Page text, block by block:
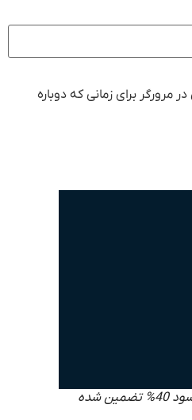
مرورگر برای زمانی که دوباره
شده